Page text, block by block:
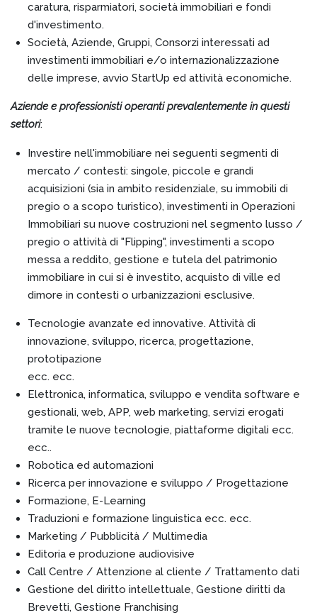
caratura, risparmiatori, società immobiliari e fondi
d'investimento.
Società, Aziende, Gruppi, Consorzi interessati ad
investimenti immobiliari e/o internazionalizzazione
delle imprese, avvio StartUp ed attività economiche.
Aziende e professionisti operanti prevalentemente in questi
settori:
Investire nell'immobiliare nei seguenti segmenti di
mercato / contesti: singole, piccole e grandi
acquisizioni (sia in ambito residenziale, su immobili di
pregio o a scopo turistico), investimenti in Operazioni
Immobiliari su nuove costruzioni nel segmento lusso /
pregio o attività di "Flipping", investimenti a scopo
messa a reddito, gestione e tutela del patrimonio
immobiliare in cui si è investito, acquisto di ville ed
dimore in contesti o urbanizzazioni esclusive.
Tecnologie avanzate ed innovative. Attività di
innovazione, sviluppo, ricerca, progettazione,
prototipazione
ecc. ecc.
Elettronica, informatica, sviluppo e vendita software e
gestionali, web, APP, web marketing, servizi erogati
tramite le nuove tecnologie, piattaforme digitali ecc.
ecc..
Robotica ed automazioni
Ricerca per innovazione e sviluppo / Progettazione
Formazione, E-Learning
Traduzioni e formazione linguistica ecc. ecc.
Marketing / Pubblicità / Multimedia
Editoria e produzione audiovisive
Call Centre / Attenzione al cliente / Trattamento dati
Gestione del diritto intellettuale, Gestione diritti da
Brevetti, Gestione Franchising